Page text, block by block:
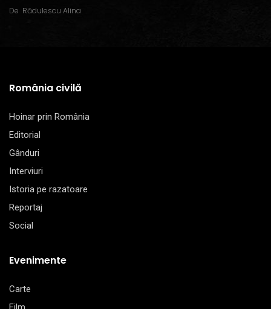
De Rădulescu Alina
România civilă
Hoinar prin România
Editorial
Gânduri
Interviuri
Istoria pe razatoare
Reportaj
Social
Evenimente
Carte